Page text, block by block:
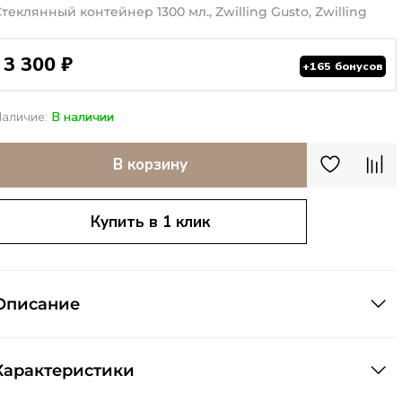
В наличии
контейнер 1300 мл., Zwilling Gusto, Zwilling
3 300 ₽ +165 бонусов
В корзину
Купить в 1 клик